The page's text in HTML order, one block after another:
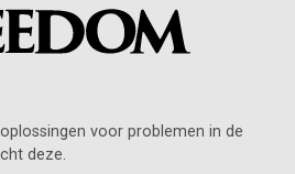
voor problemen in de
deze.